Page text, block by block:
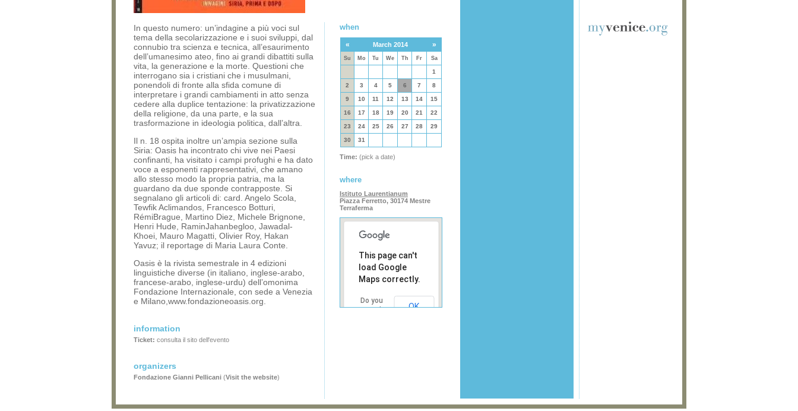
In questo numero: un’indagine a più voci sul
tema della secolarizzazione e i suoi sviluppi, dal
connubio tra scienza e tecnica, all’esaurimento
dell’umanesimo ateo, fino ai grandi dibattiti sulla
vita, la generazione e la morte. Questioni che
interrogano sia i cristiani che i musulmani,
ponendoli di fronte alla sfida comune di
interpretare i grandi cambiamenti in atto senza
cedere alla duplice tentazione: la privatizzazione
della religione, da una parte, e la sua
trasformazione in ideologia politica, dall’altra.
Il n. 18 ospita inoltre un’ampia sezione sulla
Siria: Oasis ha incontrato chi vive nei Paesi
confinanti, ha visitato i campi profughi e ha dato
voce a esponenti rappresentativi, che amano
allo stesso modo la propria patria, ma la
guardano da due sponde contrapposte. Si
segnalano gli articoli di: card. Angelo Scola,
Tewfik Aclimandos, Francesco Botturi,
RémiBrague, Martino Diez, Michele Brignone,
Henri Hude, RaminJahanbegloo, Jawadal-
Khoei, Mauro Magatti, Olivier Roy, Hakan
Yavuz; il reportage di Maria Laura Conte.
Oasis è la rivista semestrale in 4 edizioni
linguistiche diverse (in italiano, inglese-arabo,
francese-arabo, inglese-urdu) dell’omonima
Fondazione Internazionale, con sede a Venezia
e Milano,www.fondazioneoasis.org.
information
Ticket: consulta il sito dell'evento
organizers
Fondazione Gianni Pellicani (Visit the website)
when
« March 2014 »
Su Mo Tu We Th Fr Sa
1
2 3 4 5 6 7 8
9 10 11 12 13 14 15
16 17 18 19 20 21 22
23 24 25 26 27 28 29
30 31
Time: (pick a date)
where
Istituto Laurentianum
Piazza Ferretto, 30174 Mestre
Terraferma
This page can't
load Google
Maps correctly.
Do you
own this
OK